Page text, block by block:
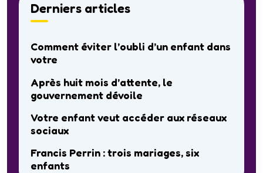
Derniers articles
Comment éviter l’oubli d’un enfant dans
votre
Après huit mois d’attente, le
gouvernement dévoile
Votre enfant veut accéder aux réseaux
sociaux
Francis Perrin : trois mariages, six
enfants